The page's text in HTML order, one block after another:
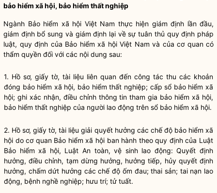
bảo hiểm xã hội, bảo hiểm thất nghiệp
Ngành Bảo hiểm xã hội Việt Nam thực hiện giám định lần đầu,
giám định bổ sung và giám định lại về sự tuân thủ quy định pháp
luật, quy định của Bảo hiểm xã hội Việt Nam và của cơ quan có
thẩm quyền đối với các nội dung sau:
1. Hồ sơ, giấy tờ, tài liệu liên quan đến công tác thu các khoản
đóng bảo hiểm xã hội, bảo hiểm thất nghiệp; cấp sổ bảo hiểm xã
hội; ghi xác nhận, điều chỉnh thông tin tham gia bảo hiểm xã hội,
bảo hiểm thất nghiệp của người lao động trên sổ bảo hiểm xã hội.
2. Hồ sơ, giấy tờ, tài liệu giải quyết hưởng các chế độ bảo hiểm xã
hội do cơ quan Bảo hiểm xã hội ban hành theo quy định của Luật
Bảo hiểm xã hội, Luật An toàn, vệ sinh lao động: Quyết định
hưởng, điều chỉnh, tạm dừng hưởng, hưởng tiếp, hủy quyết định
hưởng, chấm dứt hưởng các chế độ ốm đau; thai sản; tai nạn lao
động, bệnh nghề nghiệp; hưu trí; tử tuất.